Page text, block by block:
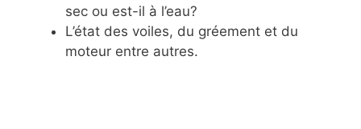
sec ou est-il à l’eau?
L’état des voiles, du gréement et du
moteur entre autres.